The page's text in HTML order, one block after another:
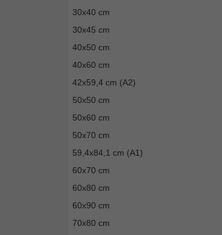
30x40 cm
30x45 cm
40x50 cm
40x60 cm
42x59,4 cm (A2)
50x50 cm
50x60 cm
50x70 cm
59,4x84,1 cm (A1)
60x70 cm
60x80 cm
60x90 cm
70x80 cm